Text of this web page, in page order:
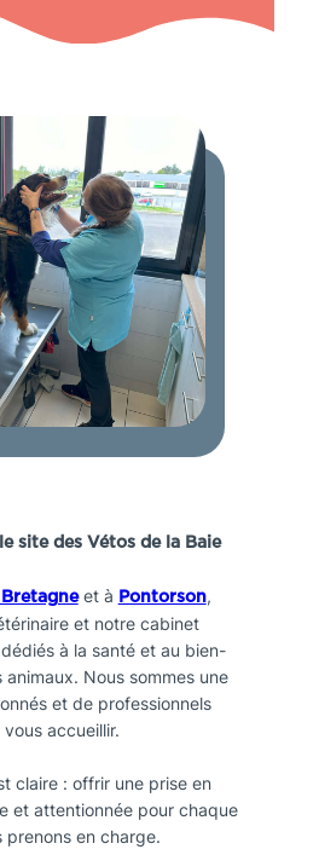
site des Vétos de la Baie
Bretagneet à Pontorson,
et notre cabinet
à la santé et au bien-
Nous sommes une
et de professionnels
accueillir.
claire : offrir une prise en
et attentionnée pour chaque
prenons en charge.